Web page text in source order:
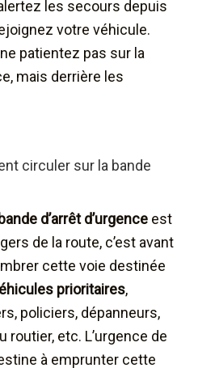
les secours depuis
votre véhicule.
patientez pas sur la
mais derrière les
circuler sur la bande
d’arrêt d’urgence est
de la route, c’est avant
cette voie destinée
prioritaires,
policiers, dépanneurs,
routier, etc. L’urgence de
à emprunter cette